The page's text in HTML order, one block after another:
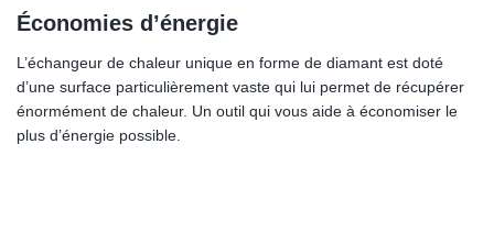
Économies d’énergie
L’échangeur de chaleur unique en forme de diamant est doté
d’une surface particulièrement vaste qui lui permet de récupérer
énormément de chaleur. Un outil qui vous aide à économiser le
plus d’énergie possible.